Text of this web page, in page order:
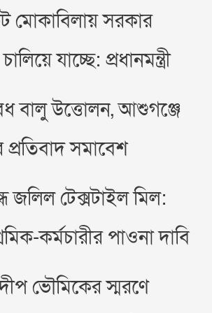
মোকাবিলায় সরকার
যাচ্ছে: প্রধানমন্ত্রী
বালু উত্তোলন, আশুগঞ্জে
প্রতিবাদ সমাবেশ
জলিল টেক্সটাইল মিল:
কর্মচারীর পাওনা দাবি
ভৌমিকের স্মরণে